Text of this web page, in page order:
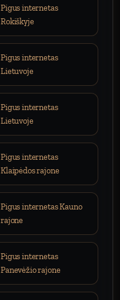
Pigus internetas
Rokiškyje
Pigus internetas
Lietuvoje
Pigus internetas
Lietuvoje
Pigus internetas
Klaipėdos rajone
Pigus internetas Kauno
rajone
Pigus internetas
Panevėžio rajone